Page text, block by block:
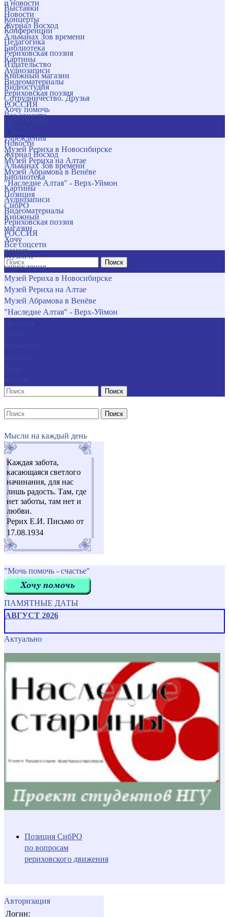
и новости
Новости
Журнал Восход
Альманах Зов времени
Библиотека
Картины
Аудиозаписи
Видеоматериалы
Рериховская поэзия
РОССИЯ
Все соцсети
учреждения
Музей Рериха в Новосибирске
Музей Рериха на Алтае
Музей Абрамова в Венёве
"Наследие Алтая" - Верх-Уймон
Позиция
СибРО
Книжный
магазин
Хочу
помочь
Поиск
Выставки
Концерты
Конференции
Педагогика
Рериховская поэзия
Издательство
Книжный магазин
Видеостудия
Сотрудничество. Друзья
Хочу помочь
Новости
Журнал Восход
Альманах Зов времени
Библиотека
Картины
Аудиозаписи
Видеоматериалы
Рериховская поэзия
РОССИЯ
Все соцсети
Музеи и
учреждения
Музей Рериха в Новосибирске
Музей Рериха на Алтае
Музей Абрамова в Венёве
"Наследие Алтая" - Верх-Уймон
Поиск
Поиск
Мысли на каждый день
Каждая забота,
касающаяся светлого
начинания, для нас
лишь радость. Там, где
нет заботы, там нет и
любви.
Рерих Е.И. Письмо от
17.08.1934
"Мочь помочь - счастье"
ПАМЯТНЫЕ ДАТЫ
АВГУСТ 2026
Актуально
Позиция СибРО
по вопросам
рериховского движения
Авторизация
Логин: